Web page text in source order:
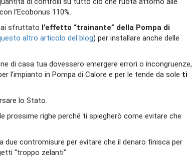
l’Ecobonus 110%.
sfruttato l’effetto “trainante” della Pompa di
altro articolo del blog) per installare anche delle
di casa tua dovessero emergere errori o incongruenze,
l’impianto in Pompa di Calore e per le tende da sole ti
lo Stato.
prossime righe perché ti spiegherò come evitare che
due contromisure per evitare che il denaro finisca per
“troppo zelanti”.